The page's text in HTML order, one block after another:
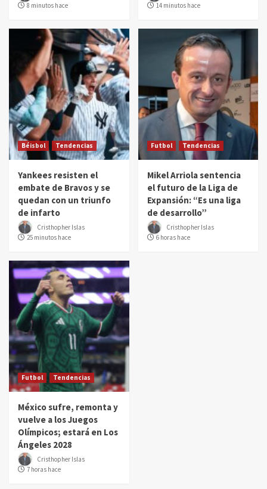
8 minutos hace
14 minutos hace
Béisbol Tendencias
Yankees resisten el
embate de Bravos y se
quedan con un triunfo
de infarto
Cristhopher Islas
25 minutos hace
Futbol Tendencias
Mikel Arriola sentencia
el futuro de la Liga de
Expansión: “Es una liga
de desarrollo”
Cristhopher Islas
6 horas hace
Futbol Tendencias
México sufre, remonta y
vuelve a los Juegos
Olímpicos; estará en Los
Ángeles 2028
Cristhopher Islas
7 horas hace